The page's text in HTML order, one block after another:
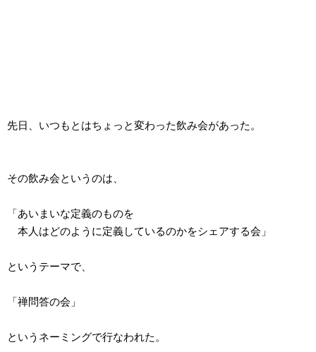
先日、いつもとはちょっと変わった飲み会があった。
その飲み会というのは、
「あいまいな定義のものを
本人はどのように定義しているのかをシェアする会」
というテーマで、
「禅問答の会」
というネーミングで行なわれた。